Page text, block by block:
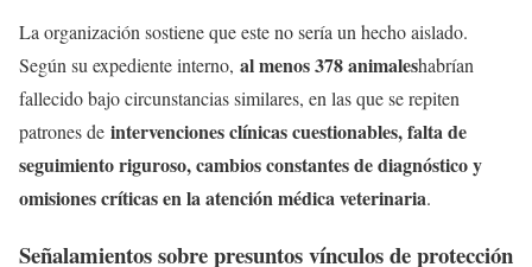
La organización sostiene que este no sería un hecho aislado.
Según su expediente interno, al menos 378 animaleshabrían
fallecido bajo circunstancias similares, en las que se repiten
patrones de intervenciones clínicas cuestionables, falta de
seguimiento riguroso, cambios constantes de diagnóstico y
omisiones críticas en la atención médica veterinaria.
Señalamientos sobre presuntos vínculos de protección